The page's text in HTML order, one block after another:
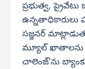
ప్రభుత్వ,
ఉన్నతాధికారులు
సజ్జనర్
మ్యూల్ ఖాతాలను
చాలెంజ్’ను